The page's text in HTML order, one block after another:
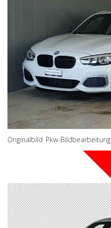
Originalbild Pkw-Bildbearbeitung